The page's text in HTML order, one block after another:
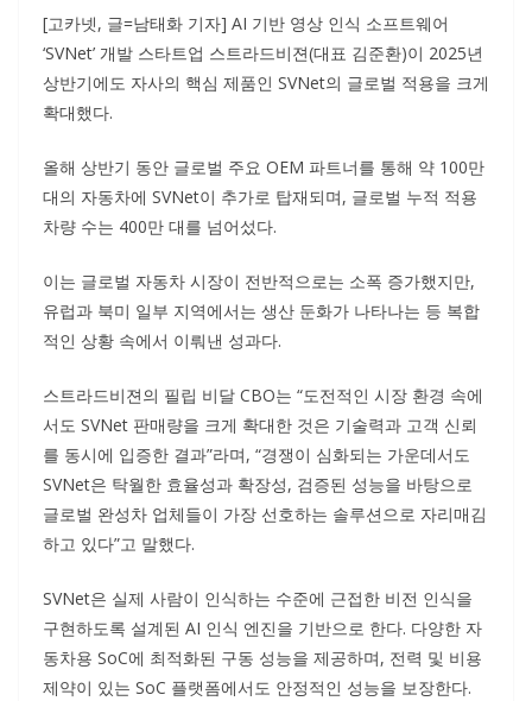
[고카넷, 글=남태화 기자] AI 기반 영상 인식 소프트웨어
‘SVNet’ 개발 스타트업 스트라드비젼(대표 김준환)이 2025년
상반기에도 자사의 핵심 제품인 SVNet의 글로벌 적용을 크게
확대했다.
올해 상반기 동안 글로벌 주요 OEM 파트너를 통해 약 100만
대의 자동차에 SVNet이 추가로 탑재되며, 글로벌 누적 적용
차량 수는 400만 대를 넘어섰다.
이는 글로벌 자동차 시장이 전반적으로는 소폭 증가했지만,
유럽과 북미 일부 지역에서는 생산 둔화가 나타나는 등 복합
적인 상황 속에서 이뤄낸 성과다.
스트라드비젼의 필립 비달 CBO는 “도전적인 시장 환경 속에
서도 SVNet 판매량을 크게 확대한 것은 기술력과 고객 신뢰
를 동시에 입증한 결과”라며, “경쟁이 심화되는 가운데서도
SVNet은 탁월한 효율성과 확장성, 검증된 성능을 바탕으로
글로벌 완성차 업체들이 가장 선호하는 솔루션으로 자리매김
하고 있다”고 말했다.
SVNet은 실제 사람이 인식하는 수준에 근접한 비전 인식을
구현하도록 설계된 AI 인식 엔진을 기반으로 한다. 다양한 자
동차용 SoC에 최적화된 구동 성능을 제공하며, 전력 및 비용
제약이 있는 SoC 플랫폼에서도 안정적인 성능을 보장한다.